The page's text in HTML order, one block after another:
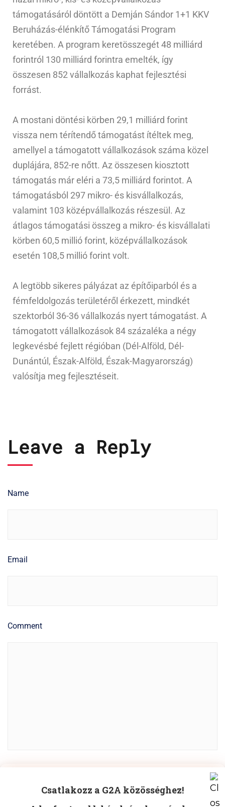
támogatásáról döntött a Demján Sándor 1+1 KKV
Beruházás-élénkítő Támogatási Program
keretében. A program keretösszegét 48 milliárd
forintról 130 milliárd forintra emelték, így
összesen 852 vállalkozás kaphat fejlesztési
forrást.
A mostani döntési körben 29,1 milliárd forint
vissza nem térítendő támogatást ítéltek meg,
amellyel a támogatott vállalkozások száma közel
duplájára, 852-re nőtt. Az összesen kiosztott
támogatás már eléri a 73,5 milliárd forintot. A
támogatásból 297 mikro- és kisvállalkozás,
valamint 103 középvállalkozás részesül. Az
átlagos támogatási összeg a mikro- és kisvállalati
körben 60,5 millió forint, középvállalkozások
esetén 108,5 millió forint volt.
A legtöbb sikeres pályázat az építőiparból és a
fémfeldolgozás területéről érkezett, mindkét
szektorból 36-36 vállalkozás nyert támogatást. A
támogatott vállalkozások 84 százaléka a négy
legkevésbé fejlett régióban (Dél-Alföld, Dél-
Dunántúl, Észak-Alföld, Észak-Magyarország)
valósítja meg fejlesztéseit.
Csatlakozz a G2A közösséghez!
Leave a Reply
Name
Email
Comment
POST COMMENT